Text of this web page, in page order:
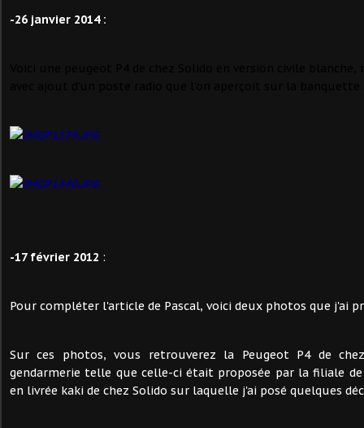
-26 janvier 2014 :
-17 février 2012 :
Pour compléter l'article de Pascal, voici deux photos que j'ai
Sur ces photos, vous retrouverez la Peugeot P4 de
gendarmerie telle que celle-ci était proposée par la filiale
en livrée kaki de chez Solido sur laquelle j'ai posé quelques